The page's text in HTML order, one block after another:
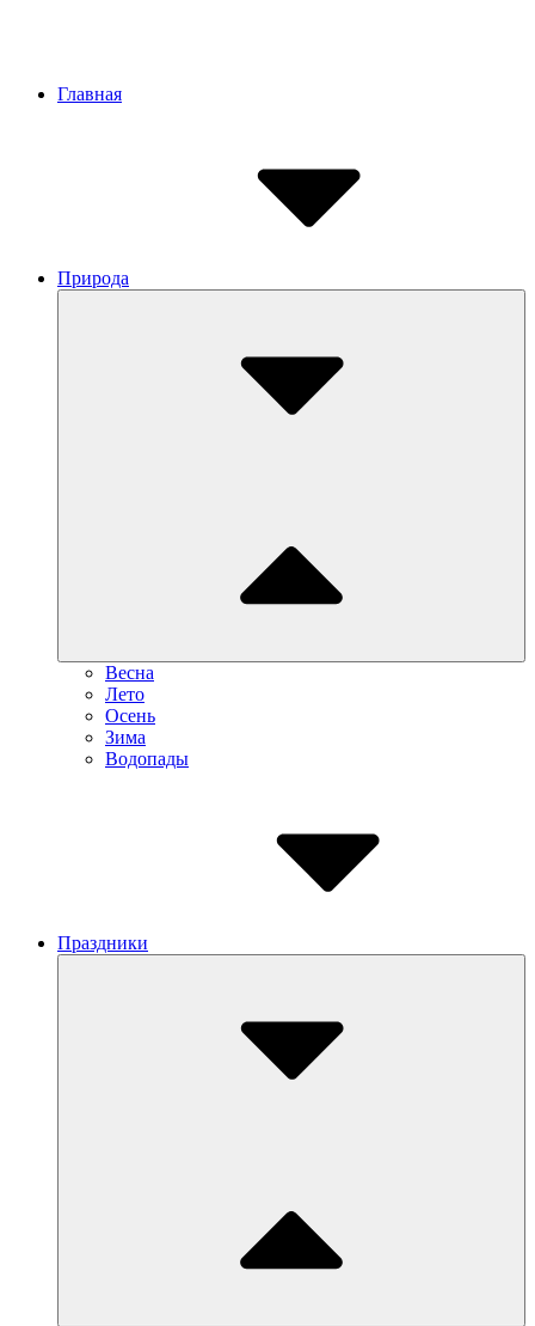
Site
Главная
Природа
Весна
Лето
Осень
Зима
Водопады
Праздники